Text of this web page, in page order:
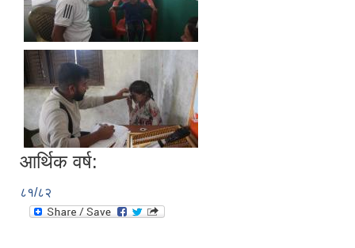
आर्थिक वर्ष:
८१/८२